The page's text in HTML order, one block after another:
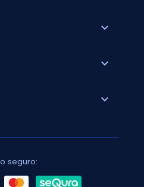
expand_more
expand_more
expand_more
seguro: